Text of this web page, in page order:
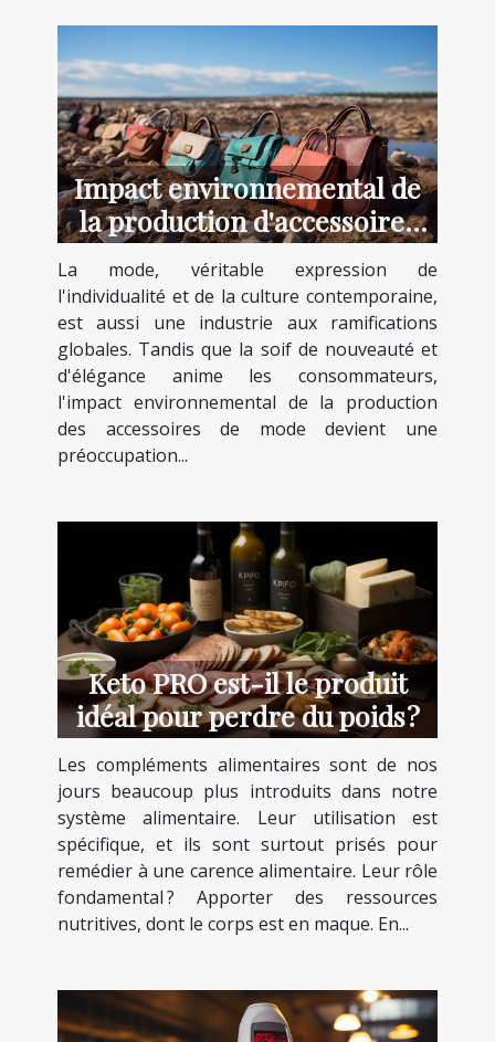
Impact environnemental de
la production d'accessoires
de mode
La mode, véritable expression de
l'individualité et de la culture contemporaine,
est aussi une industrie aux ramifications
globales. Tandis que la soif de nouveauté et
d'élégance anime les consommateurs,
l'impact environnemental de la production
des accessoires de mode devient une
préoccupation...
Keto PRO est-il le produit
idéal pour perdre du poids ?
Les compléments alimentaires sont de nos
jours beaucoup plus introduits dans notre
système alimentaire. Leur utilisation est
spécifique, et ils sont surtout prisés pour
remédier à une carence alimentaire. Leur rôle
fondamental ? Apporter des ressources
nutritives, dont le corps est en maque. En...